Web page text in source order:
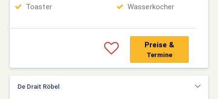
Toaster Wasserkocher
Preise &
Termine
De Drait Röbel